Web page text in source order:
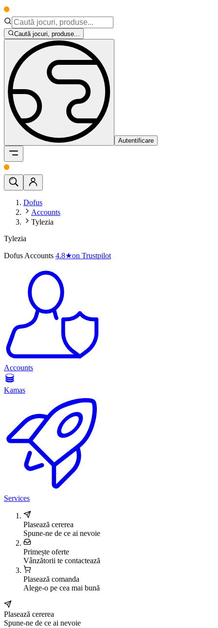
Caută jocuri, produse...
Autentificare
Dofus
Accounts
Tylezia
Tylezia
Dofus Accounts 4.8★on Trustpilot
Accounts
Kamas
Services
Plasează cererea
Spune-ne de ce ai nevoie
Primește oferte
Vânzătorii te contactează
Plasează comanda
Alege-o pe cea mai bună
Plasează cererea
Spune-ne de ce ai nevoie